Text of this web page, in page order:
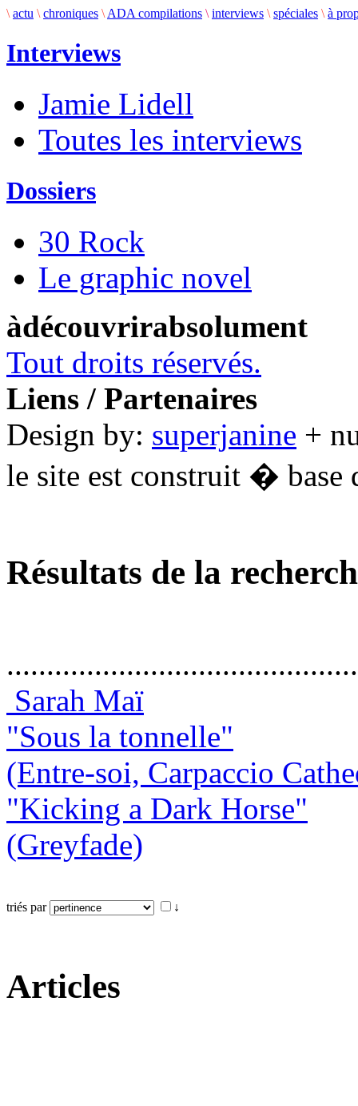
\ actu \ chroniques \ ADA compilations \ interviews \ spéciales \ à
Interviews
Jamie Lidell
Toutes les interviews
Dossiers
30 Rock
Le graphic novel
àdécouvrirabsolument
Tout droits réservés.
Liens / Partenaires
Design by: superjanine +
le site est construit � base
Résultats de la
Sarah Maï
"Sous la tonnelle"
(Entre-soi, Carpaccio
"Kicking a Dark Horse"
(Greyfade)
triés par ↓
Articles